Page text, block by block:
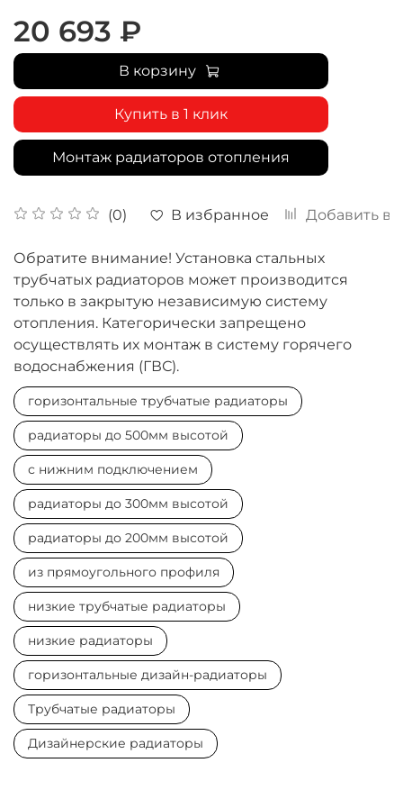
(0) В избранное Добавить в
20 693 ₽
В корзину
Купить в 1 клик
Монтаж радиаторов отопления
Обратите внимание! Установка стальных
трубчатых радиаторов может производится
только в закрытую независимую систему
отопления. Категорически запрещено
осуществлять их монтаж в систему горячего
водоснабжения (ГВС).
горизонтальные трубчатые радиаторы
радиаторы до 500мм высотой
с нижним подключением
радиаторы до 300мм высотой
радиаторы до 200мм высотой
из прямоугольного профиля
низкие трубчатые радиаторы
низкие радиаторы
горизонтальные дизайн-радиаторы
Трубчатые радиаторы
Дизайнерские радиаторы